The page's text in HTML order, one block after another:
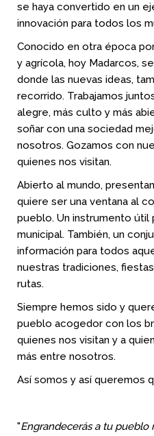
se haya convertido en un
innovación para todos los
Conocido en otra época
y agrícola, hoy Madarcos,
donde las nuevas ideas,
recorrido. Trabajamos
alegre, más culto y más
soñar con una sociedad
nosotros. Gozamos con
quienes nos visitan.
Abierto al mundo,
quiere ser una ventana al
pueblo. Un instrumento útil
municipal. También, un
información para todos
nuestras tradiciones,
rutas.
Siempre hemos sido y
pueblo acogedor con los
quienes nos visitan y a
más entre nosotros.
Así somos y así queremos
"Engrandecerás a tu